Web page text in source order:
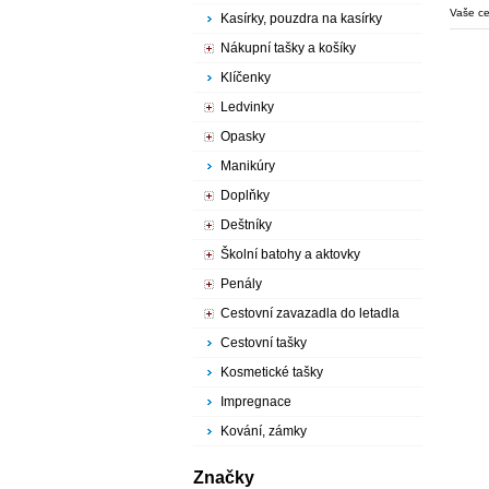
Vaše
Kasírky, pouzdra na kasírky
Nákupní tašky a košíky
Klíčenky
Ledvinky
Opasky
Manikúry
Doplňky
Deštníky
Školní batohy a aktovky
Penály
Cestovní zavazadla do letadla
Cestovní tašky
Kosmetické tašky
Impregnace
Kování, zámky
Značky